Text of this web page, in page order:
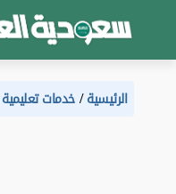
الرئيسية خدمات تعليمية